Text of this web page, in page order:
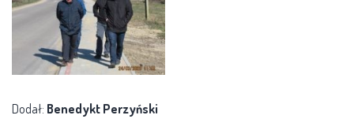
Dodał: Benedykt Perzyński